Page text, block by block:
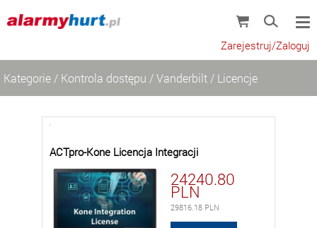
Zarejestruj/Zaloguj
Kategorie / Kontrola dostępu /Vanderbilt / Licencje
ACTpro-Kone Licencja Integracji
24240.80
PLN
29816.18 PLN